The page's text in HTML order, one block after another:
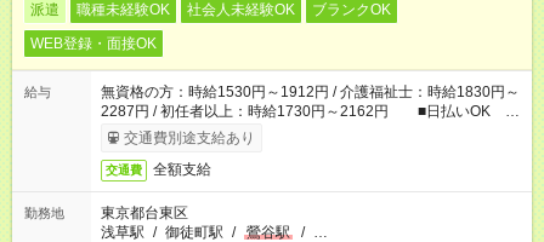
派遣 職種未経験OK 社会人未経験OK
ブランクOK
WEB登録・面接OK
給与
無資格の方：時給1530円～1912円 / 介護福祉士：時給1830円～
2287円 / 初任者以上：時給1730円～2162円 ■日払いOK ■
日収例：1万2240円（時給1530円×8h）
交通費別途支給あり
交通費 全額支給
勤務地
東京都台東区
浅草駅 / 御徒町駅 / 鶯谷駅 / …